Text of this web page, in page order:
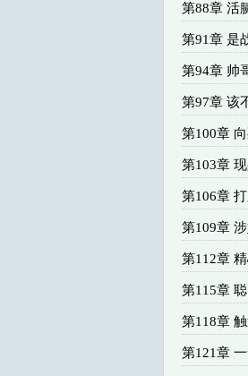
第88章 活
第91章 是
第94章 帅
第97章 该
第100章 向
第103章
第106章
第109章
第112章
第115章
第118章
第121章